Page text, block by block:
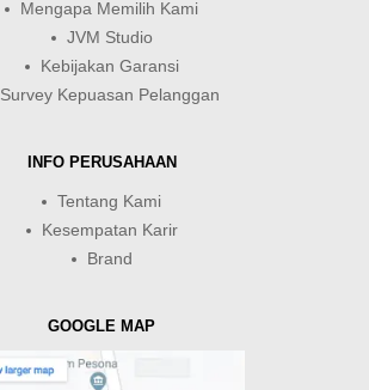
Mengapa Memilih Kami
JVM Studio
Kebijakan Garansi
Survey Kepuasan Pelanggan
INFO PERUSAHAAN
Tentang Kami
Kesempatan Karir
Brand
GOOGLE MAP